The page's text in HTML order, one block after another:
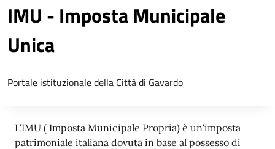
IMU - Imposta Municipale
Unica
Portale istituzionale della Città di Gavardo
L'IMU ( Imposta Municipale Propria) è un'imposta
patrimoniale italiana dovuta in base al possesso di